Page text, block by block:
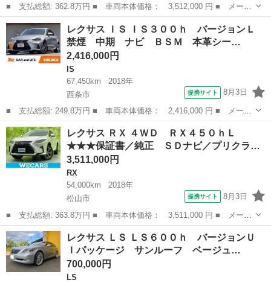
■ 支払総額: 362.8万円 ■ 車両本体価格： 3,512,000 円 ■ メーカ
ー名： レクサス ■ 車種名： ＮＸ ■ グレード名： ＮＸ３００
ｈバージョンＬ 保証書／純正 １０インチ ＳＤナビ／プリクラッ
シュセー...
愛媛 松山市 レクサス
レクサス ＩＳ ＩＳ３００ｈ バージョンＬ
禁煙 中期 ナビ ＢＳＭ 本革シー…
2,416,000円
IS
67,450km
2018年
西条市
提携サイト 8月3日
■ 支払総額: 249.8万円 ■ 車両本体価格： 2,416,000 円 ■ メーカ
ー名： レクサス ■ 車種名： ＩＳ ■ グレード名： ＩＳ３００
ｈ バージョンＬ 禁煙 中期 ナビ ＢＳＭ 本革シート レーダ
ークルコ...
愛媛 西条市 IS
レクサス ＲＸ ４ＷＤ ＲＸ４５０ｈＬ
★★★保証書／純正 ＳＤナビ／プリクラ…
3,511,000円
RX
54,000km
2018年
松山市
提携サイト 8月3日
■ 支払総額: 363.8万円 ■ 車両本体価格： 3,511,000 円 ■ メーカ
ー名： レクサス ■ 車種名： ＲＸ ■ グレード名： ４ＷＤ Ｒ
Ｘ４５０ｈＬ ★★★保証書／純正 ＳＤナビ／プリクラッシュセー
フティ／...
愛媛 松山市 RX
レクサス ＬＳ ＬＳ６００ｈ バージョンＵ
Ｉパッケージ サンルーフ ベージュ…
700,000円
LS